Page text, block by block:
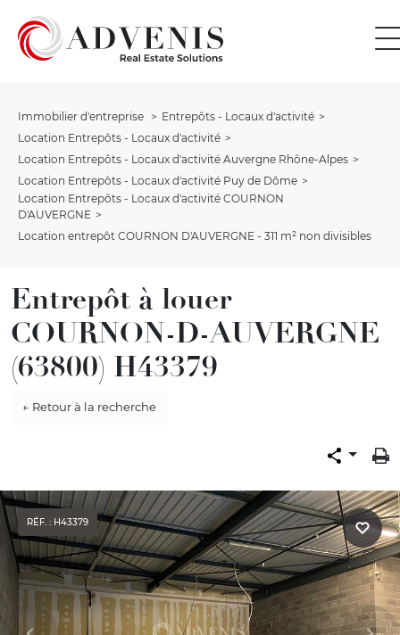
Immobilier d'entreprise
Entrepôts - Locaux d'activité
Location Entrepôts - Locaux d'activité
Location Entrepôts - Locaux d'activité Auvergne Rhône-Alpes
Location Entrepôts - Locaux d'activité Puy de Dôme
Location Entrepôts - Locaux d'activité COURNON
D'AUVERGNE
Location entrepôt COURNON D'AUVERGNE - 311 m² non divisibles
Entrepôt à louer
COURNON-D-AUVERGNE
(63800) H43379
← Retour à la recherche
RÉF. : H43379